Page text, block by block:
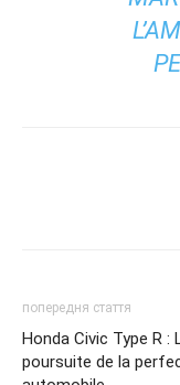
попередня стаття
Honda Civic Type R :
poursuite de la